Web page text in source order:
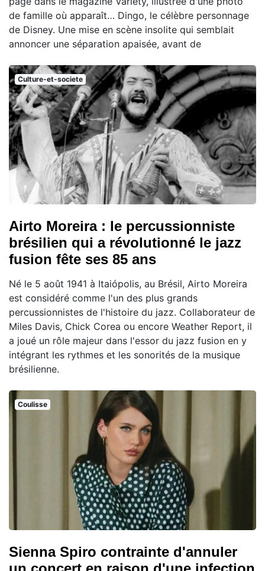
de famille où apparaît… Dingo, le célèbre personnage
de Disney. Une mise en scène insolite qui semblait
annoncer une séparation apaisée, avant de
Culture-et-societe
Airto Moreira : le percussionniste
brésilien qui a révolutionné le jazz
fusion fête ses 85 ans
Né le 5 août 1941 à Itaiópolis, au Brésil, Airto Moreira
est considéré comme l'un des plus grands
percussionnistes de l'histoire du jazz. Collaborateur de
Miles Davis, Chick Corea ou encore Weather Report, il
a joué un rôle majeur dans l'essor du jazz fusion en y
intégrant les rythmes et les sonorités de la musique
brésilienne.
Coulisse
Sienna Spiro contrainte d'annuler